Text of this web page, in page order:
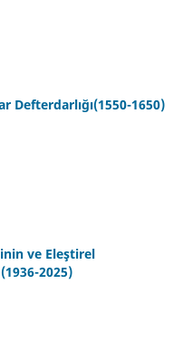
Defterdarlığı(1550-1650)
ve Eleştirel
2025)